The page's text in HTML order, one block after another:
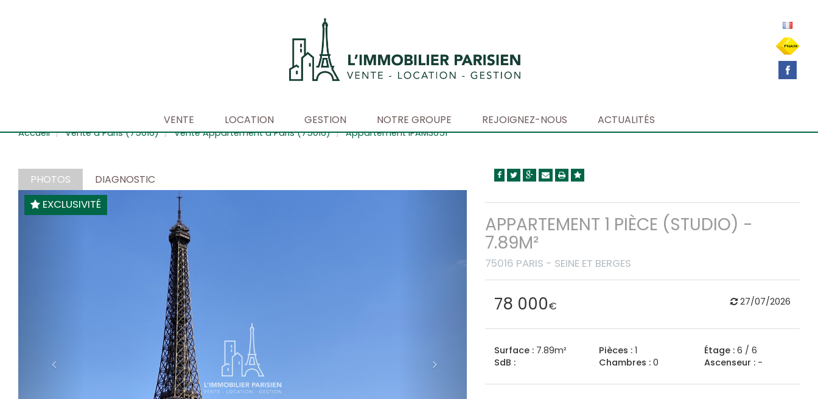
VENTE LOCATION GESTION NOTRE GROUPE REJOIGNEZ-NOUS ACTUALITÉS
Accueil Vente à Paris (75016) Vente Appartement à Paris (75016) Appartement IPAM3651
PHOTOS DIAGNOSTIC
EXCLUSIVITÉ
APPARTEMENT 1 PIÈCE (STUDIO) -
7.89M²
75016 PARIS - SEINE ET BERGES
78 000€ 27/07/2026
Surface :7.89m²
SdB :
Pièces : 1
Chambres : 0
Étage :6 / 6
Ascenseur :-